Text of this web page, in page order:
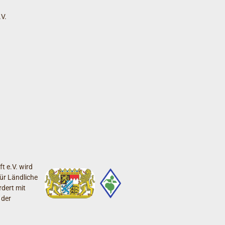
e.V. wird
Ländliche
mit